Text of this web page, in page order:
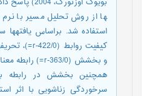
استفاده شد. براساس یافته­ها
همچنین بخشش در رابطه